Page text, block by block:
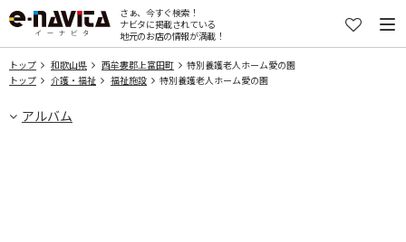
さぁ、今すぐ検索！
ナビタに掲載されている
地元のお店の情報が満載！
トップ 和歌山県 西牟婁郡上富田町
特別養護老人ホーム愛の園
トップ
介護・福祉 福祉施設 特別養護老人ホーム愛の園
アルバム